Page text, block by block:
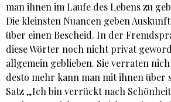
man ihnen im Laufe des Lebens zu
Die kleinsten Nuancen geben
über einen Bescheid. In der
diese Wörter noch nicht privat
allgemein geblieben. Sie verraten
desto mehr kann man mit ihnen über
Satz „Ich bin verrückt nach